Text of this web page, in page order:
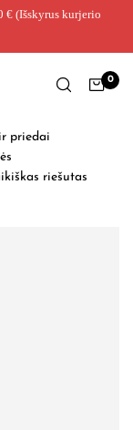
€ (Išskyrus kurjerio
0
priedai
riešutas